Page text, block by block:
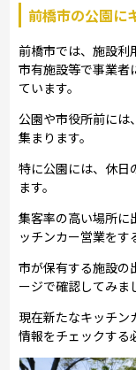
前橋市の公園に
前橋市では、施設利
市有施設等で事業者
ています。
公園や市役所前には
集まります。
特に公園には、休日
ます。
集客率の高い場所に
ッチンカー営業をす
市が保有する施設の
ージで確認してみま
現在新たなキッチン
情報をチェックする